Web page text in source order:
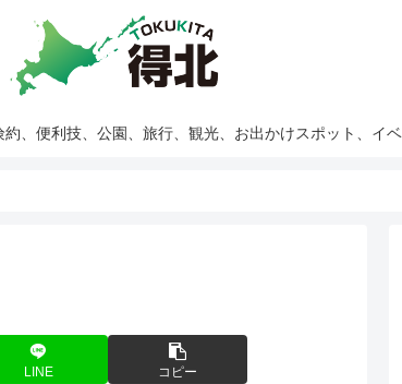
、便利技、公園、旅行、観光、お出かけスポット、イ
LINE コピー